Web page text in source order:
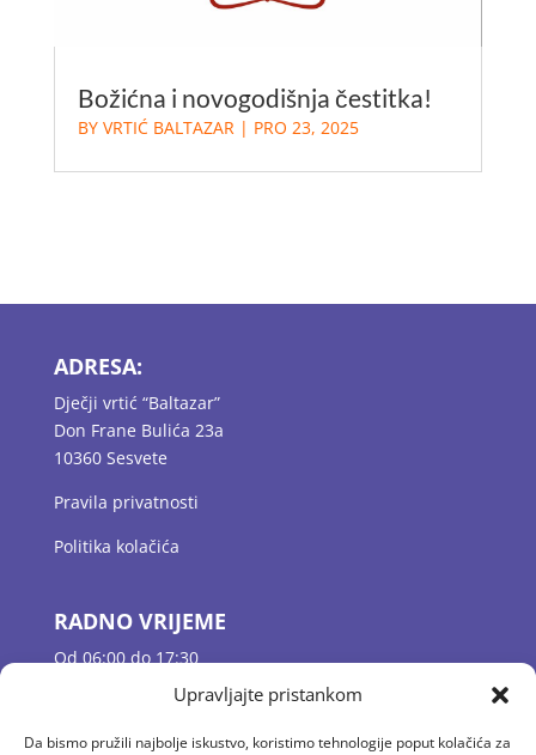
Upravljajte pristankom
Da bismo pružili najbolje iskustvo, koristimo tehnologije poput kolačića za
Božićna i novogodišnja čestitka!
BY VRTIĆ BALTAZAR| PRO 23, 2025
ADRESA:
Dječji vrtić “Baltazar”
Don Frane Bulića 23a
10360 Sesvete
Pravila privatnosti
Politika kolačića
RADNO VRIJEME
Od 06:00 do 17:30
Jutarnje dežurstvo 06:00 – 07:30
Odgojne skupine 07:30 – 16:30
Popodnevno dežurstvo 16:30 – 17:30